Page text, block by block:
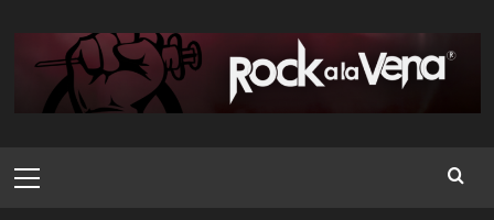
contenido
principal